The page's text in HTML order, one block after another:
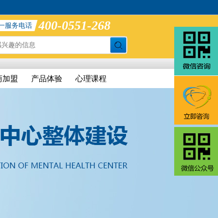
服务电话 400-0551-268
加盟 产品体验 心理课程